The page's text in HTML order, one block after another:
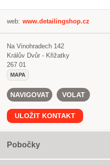
web: www.detailingshop.cz
Na Vinohradech 142
Králův Dvůr - Křižatky
267 01
MAPA
NAVIGOVAT VOLAT
ULOŽIT KONTAKT
Pobočky